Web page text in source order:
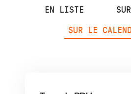
EN LISTE
SUR LE